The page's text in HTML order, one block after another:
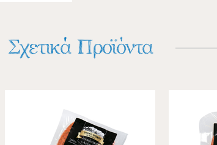
Σχετικά Προϊόντα